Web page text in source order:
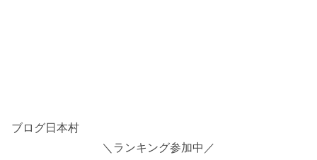
ブログ日本村
＼ランキング参加中／